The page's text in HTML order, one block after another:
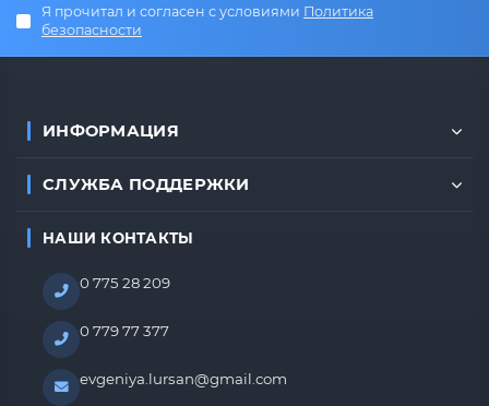
Я прочитал и согласен с условиями Политика
безопасности
ИНФОРМАЦИЯ
СЛУЖБА ПОДДЕРЖКИ
НАШИ КОНТАКТЫ
0 775 28 209
0 779 77 377
evgeniya.lursan@gmail.com